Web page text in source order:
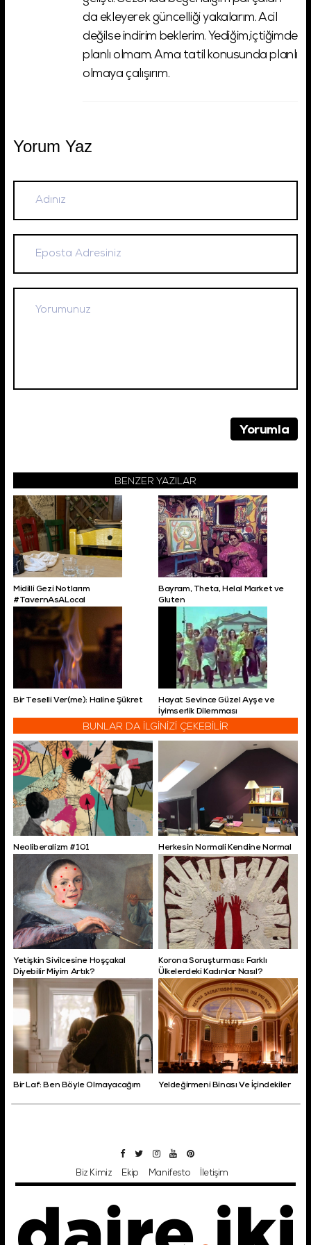
da ekleyerek güncelliği yakalarım. Acil
değilse indirim beklerim. Yediğim,içtiğimde
planlı olmam. Ama tatil konusunda planlı
olmaya çalışırım.
Yorum Yaz
BENZER YAZILAR
Midilli Gezi Notlarım
#TavernAsALocal
Bayram, Theta, Helal Market ve
Gluten
Bir Teselli Ver(me): Haline Şükret
Hayat Sevince Güzel Ayşe ve
İyimserlik Dilemması
BUNLAR DA İLGİNİZİ ÇEKEBİLİR
Neoliberalizm #101 Herkesin Normali Kendine Normal
Yetişkin Sivilcesine Hoşçakal
Diyebilir Miyim Artık?
Korona Soruşturması: Farklı
Ülkelerdeki Kadınlar Nasıl?
Bir Laf: Ben Böyle Olmayacağım Yeldeğirmeni Binası Ve İçindekiler
Biz Kimiz Ekip Manifesto İletişim